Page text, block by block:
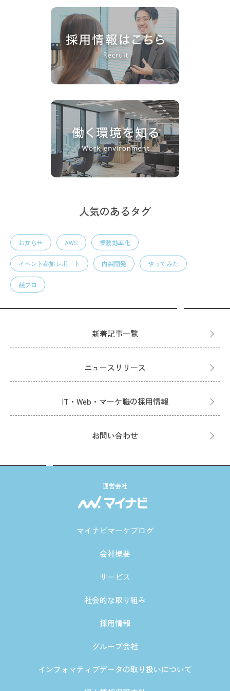
人気のあるタグ
お知らせ AWS 業務効率化
イベント参加レポート 内製開発 やってみた
競プロ
新着記事一覧
ニュースリリース
IT・Web・マーケ職の採用情報
お問い合わせ
運営会社
マイナビマーケブログ
会社概要
サービス
社会的な取り組み
採用情報
グループ会社
インフォマティブデータの取り扱いについて